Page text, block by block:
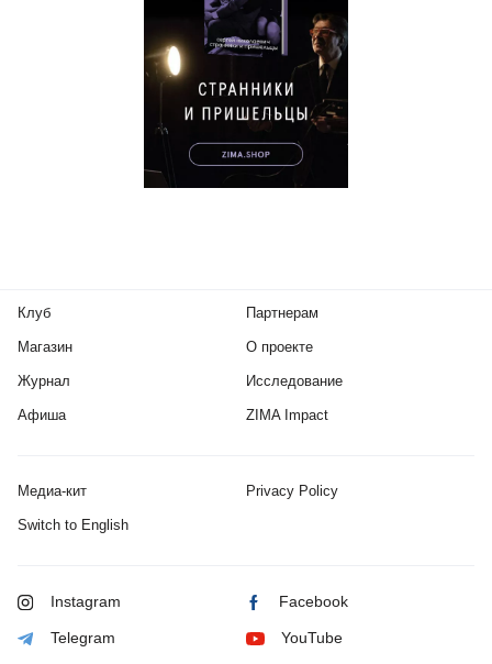
Клуб
Магазин
Журнал
Афиша
Партнерам
О проекте
Исследование
ZIMA Impact
Медиа-кит Privacy Policy
Switch to English
Instagram Facebook
Telegram YouTube